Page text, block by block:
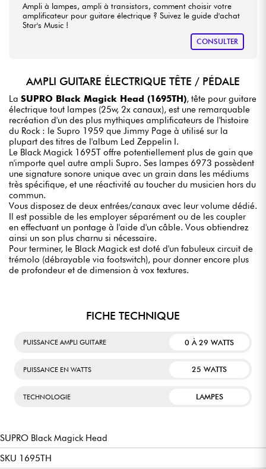
Ampli à lampes, ampli à transistors, comment choisir votre
amplificateur pour guitare électrique ? Suivez le guide d'achat
Star's Music !
CONSULTER
AMPLI GUITARE ÉLECTRIQUE TÊTE / PÉDALE
La SUPRO Black Magick Head (1695TH), tête pour guitare
électrique tout lampes (25w, 2x canaux), est une remarquable
recréation d'un des plus mythiques amplificateurs de l'histoire
du Rock : le Supro 1959 que Jimmy Page à utilisé sur la
plupart des titres de l'album Led Zeppelin I.
Le Black Magick 1695T offre potentiellement plus de gain que
n'importe quel autre ampli Supro. Ses lampes 6973 possèdent
une signature sonore unique avec un grain dans les médiums
très spécifique, et une réactivité au toucher du musicien hors du
commun.
Vous disposez de deux entrées/canaux avec leur volume dédié.
Il est possible de les employer séparément ou de les coupler
en effectuant un pontage à l'aide d'un câble. Vous obtiendrez
ainsi un son plus charnu si nécessaire.
Pour terminer, le Black Magick est doté d'un fabuleux circuit de
trémolo (débrayable via footswitch), pour donner encore plus
de profondeur et de dimension à vox textures.
FICHE TECHNIQUE
PUISSANCE AMPLI GUITARE 0 À 29 WATTS
PUISSANCE EN WATTS 25 WATTS
TECHNOLOGIE LAMPES
SUPRO Black Magick Head
SKU 1695TH